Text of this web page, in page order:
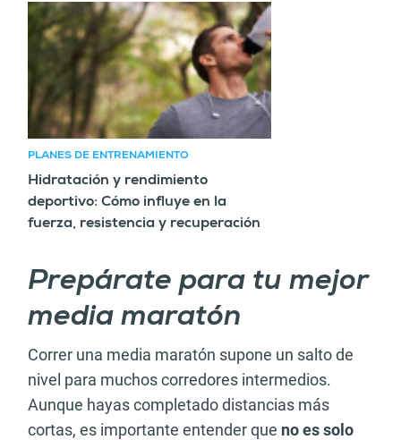
Artículo recomendado
PLANES DE ENTRENAMIENTO
Hidratación y rendimiento
deportivo: Cómo influye en la
fuerza, resistencia y recuperación
Prepárate para tu mejor
media maratón
Correr una media maratón supone un salto de
nivel para muchos corredores intermedios.
Aunque hayas completado distancias más
cortas, es importante entender que no es solo